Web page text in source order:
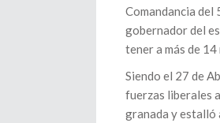
Comandancia del
gobernador del
tener a más de
Siendo el 27 de
fuerzas liberales
granada y estalló